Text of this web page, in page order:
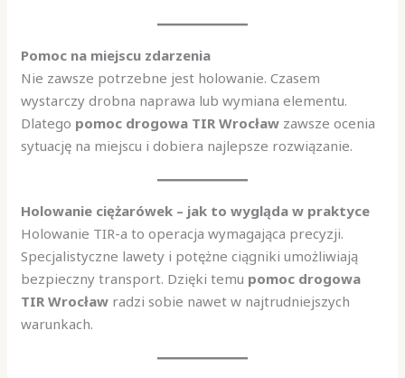
Pomoc na miejscu zdarzenia
Nie zawsze potrzebne jest holowanie. Czasem
wystarczy drobna naprawa lub wymiana elementu.
Dlatego pomoc drogowa TIR Wrocław zawsze ocenia
sytuację na miejscu i dobiera najlepsze rozwiązanie.
Holowanie ciężarówek – jak to wygląda w praktyce
Holowanie TIR-a to operacja wymagająca precyzji.
Specjalistyczne lawety i potężne ciągniki umożliwiają
bezpieczny transport. Dzięki temu pomoc drogowa
TIR Wrocław radzi sobie nawet w najtrudniejszych
warunkach.